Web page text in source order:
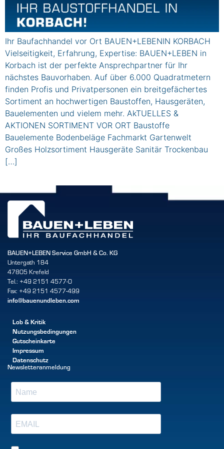
Ihr Baufachhandel vor Ort BAUEN+LEBENIN KORBACH
Vielseitigkeit, Erfahrung, Expertise: BAUEN+LEBEN in
Korbach ist der perfekte Ansprechpartner für Ihr
nächstes Bauvorhaben. Auf über 6.000 Quadratmetern
finden Profis und Privatpersonen ein breitgefächertes
Sortiment an hochwertigen Baustoffen, Hausgeräten,
Bauelementen und vielem mehr. AkTUELLES &
AKTIONEN SORTIMENT VOR ORT Baustoffe
Bauelemente Bodenbeläge Fachmarkt Gartenwelt
Großes Holzsortiment Hausgeräte Sanitär Trockenbau
[…]
BAUEN+LEBEN Service GmbH & Co. KG
Untergath 184
47805 Krefeld
Tel.: +49 2151 4577-0
Fax: +49 2151 4577-499
info@bauenundleben.com
Lob & Kritik
Nutzungsbedingungen
Gutscheinkarte
Impressum
Datenschutz
Newsletteranmeldung